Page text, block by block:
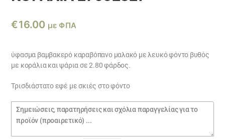
€16.00 με ΦΠΑ
ύφασμα βαμβακερό καραβόπανο μαλακό με λευκό φόντο βυθός
με κοράλια και ψάρια σε 2.80 φάρδος.
Τρισδιάστατο εφέ με σκιές στο φόντο
Σημειώσεις
παραγγελίας